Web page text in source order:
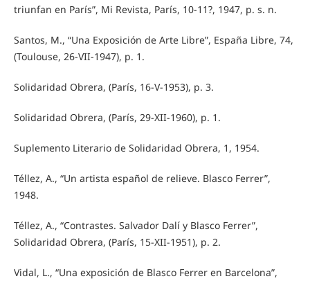
triunfan en París”, Mi Revista, París, 10-11?, 1947, p. s. n.
Santos, M., “Una Exposición de Arte Libre”, España Libre, 74,
(Toulouse, 26-VII-1947), p. 1.
Solidaridad Obrera, (París, 16-V-1953), p. 3.
Solidaridad Obrera, (París, 29-XII-1960), p. 1.
Suplemento Literario de Solidaridad Obrera, 1, 1954.
Téllez, A., “Un artista español de relieve. Blasco Ferrer”,
1948.
Téllez, A., “Contrastes. Salvador Dalí y Blasco Ferrer”,
Solidaridad Obrera, (París, 15-XII-1951), p. 2.
Vidal, L., “Una exposición de Blasco Ferrer en Barcelona”,